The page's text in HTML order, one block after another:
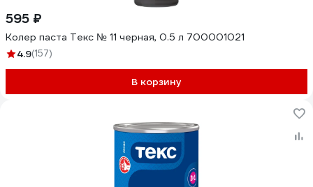
595 ₽
Колер паста Текс № 11 черная, 0.5 л 700001021
4.9(157)
В корзину